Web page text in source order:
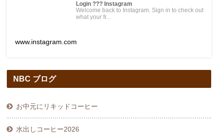
Login ??? Instagram
Welcome back to Instagram. Sign in to check out
what your fr...
www.instagram.com
NBC ブログ
お中元にリキッドコーヒー
水出しコーヒー2026